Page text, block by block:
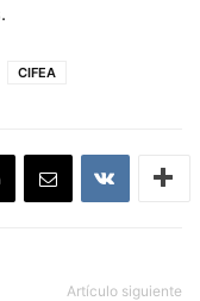
CIFEA
Artículo siguiente